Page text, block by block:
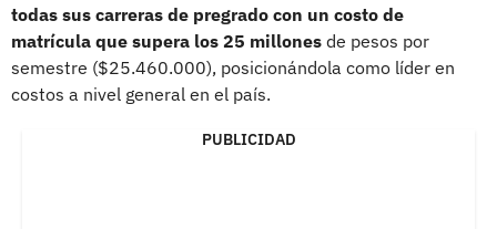
todas sus carreras de pregrado con un costo de
matrícula que supera los 25 millones de pesos por
semestre ($25.460.000), posicionándola como líder en
costos a nivel general en el país.
PUBLICIDAD